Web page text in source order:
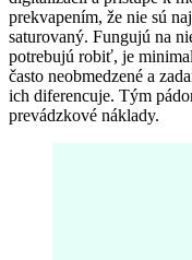
prekvapením, že nie sú
saturovaný. Fungujú na
potrebujú robiť, je
často neobmedzené a
ich diferencuje. Tým
prevádzkové náklady.